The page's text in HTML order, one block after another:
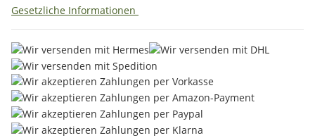
Gesetzliche Informationen